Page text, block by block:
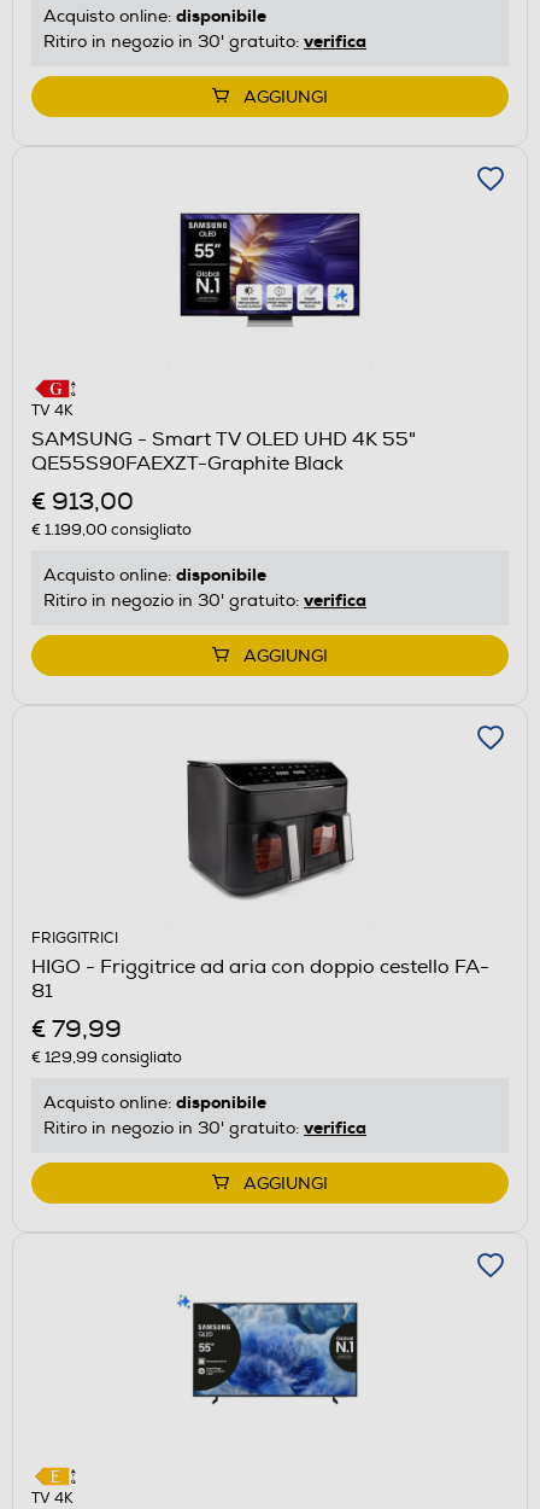
Acquisto online: disponibile
Ritiro in negozio in 30' gratuito: verifica
AGGIUNGI
TV 4K
SAMSUNG - Smart TV OLED UHD 4K 55"
QE55S90FAEXZT-Graphite Black
€ 913,00
€ 1.199,00consigliato
Acquisto online: disponibile
Ritiro in negozio in 30' gratuito: verifica
AGGIUNGI
FRIGGITRICI
HIGO - Friggitrice ad aria con doppio cestello FA-
81
€ 79,99
€ 129,99 consigliato
Acquisto online: disponibile
Ritiro in negozio in 30' gratuito: verifica
AGGIUNGI
TV 4K